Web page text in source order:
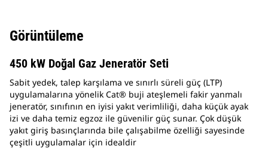
Görüntüleme
450 kW Doğal Gaz Jeneratör Seti
Sabit yedek, talep karşılama ve sınırlı süreli güç (LTP)
uygulamalarına yönelik Cat® buji ateşlemeli fakir yanmalı
jeneratör, sınıfının en iyisi yakıt verimliliği, daha küçük ayak
izi ve daha temiz egzoz ile güvenilir güç sunar. Çok düşük
yakıt giriş basınçlarında bile çalışabilme özelliği sayesinde
çeşitli uygulamalar için idealdir